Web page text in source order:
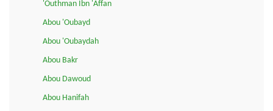
'Outhman Ibn 'Affan
Abou 'Oubayd
Abou 'Oubaydah
Abou Bakr
Abou Dawoud
Abou Hanifah